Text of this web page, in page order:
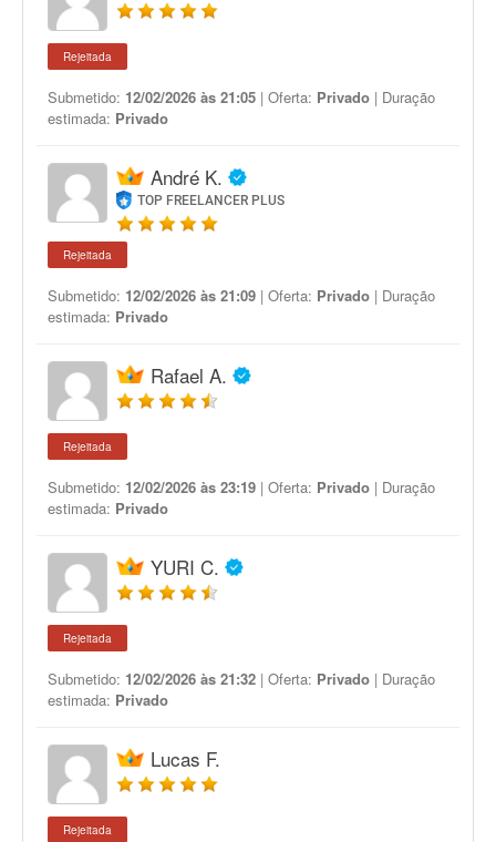
Rejeitada
Submetido: 12/02/2026 às 21:05 | Oferta: Privado | Duração
estimada: Privado
André K.
TOP FREELANCER PLUS
Rejeitada
Submetido: 12/02/2026 às 21:09 | Oferta: Privado | Duração
estimada: Privado
Rafael A.
Rejeitada
Submetido: 12/02/2026 às 23:19 | Oferta: Privado | Duração
estimada: Privado
YURI C.
Rejeitada
Submetido: 12/02/2026 às 21:32 | Oferta: Privado | Duração
estimada: Privado
Lucas F.
Rejeitada